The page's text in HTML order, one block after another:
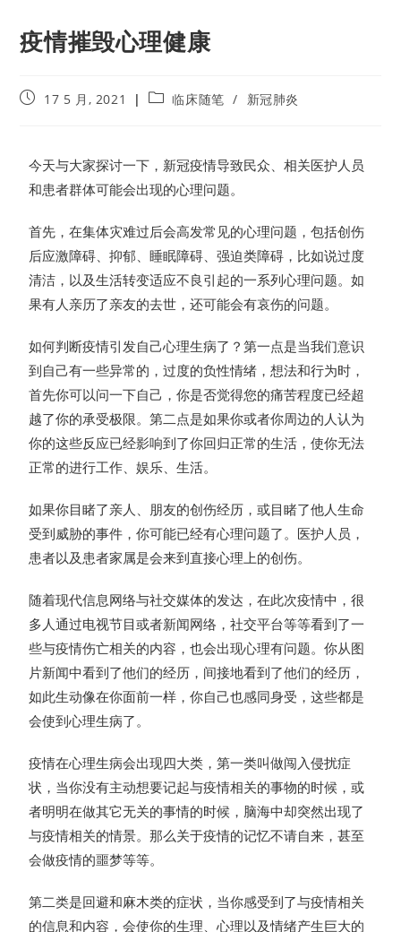
疫情摧毁心理健康
17 5 月, 2021 临床随笔 / 新冠肺炎
今天与大家探讨一下，新冠疫情导致民众、相关医护人员
和患者群体可能会出现的心理问题。
首先，在集体灾难过后会高发常见的心理问题，包括创伤
后应激障碍、抑郁、睡眠障碍、强迫类障碍，比如说过度
清洁，以及生活转变适应不良引起的一系列心理问题。如
果有人亲历了亲友的去世，还可能会有哀伤的问题。
如何判断疫情引发自己心理生病了？第一点是当我们意识
到自己有一些异常的，过度的负性情绪，想法和行为时，
首先你可以问一下自己，你是否觉得您的痛苦程度已经超
越了你的承受极限。第二点是如果你或者你周边的人认为
你的这些反应已经影响到了你回归正常的生活，使你无法
正常的进行工作、娱乐、生活。
如果你目睹了亲人、朋友的创伤经历，或目睹了他人生命
受到威胁的事件，你可能已经有心理问题了。医护人员，
患者以及患者家属是会来到直接心理上的创伤。
随着现代信息网络与社交媒体的发达，在此次疫情中，很
多人通过电视节目或者新闻网络，社交平台等等看到了一
些与疫情伤亡相关的内容，也会出现心理有问题。你从图
片新闻中看到了他们的经历，间接地看到了他们的经历，
如此生动像在你面前一样，你自己也感同身受，这些都是
会使到心理生病了。
疫情在心理生病会出现四大类，第一类叫做闯入侵扰症
状，当你没有主动想要记起与疫情相关的事物的时候，或
者明明在做其它无关的事情的时候，脑海中却突然出现了
与疫情相关的情景。那么关于疫情的记忆不请自来，甚至
会做疫情的噩梦等等。
第二类是回避和麻木类的症状，当你感受到了与疫情相关
的信息和内容，会使你的生理、心理以及情绪产生巨大的